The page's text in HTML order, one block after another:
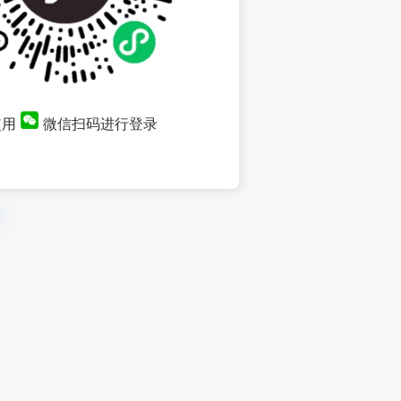
微信扫码进行登录